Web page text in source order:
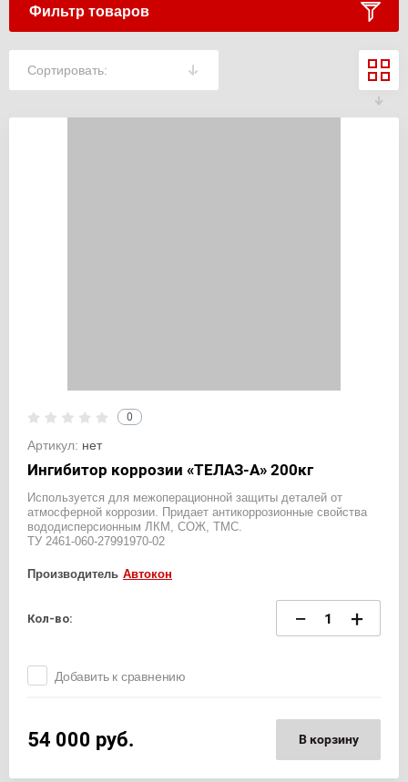
Фильтр товаров
Сортировать:
0
Артикул: нет
Ингибитор коррозии «ТЕЛАЗ-А» 200кг
Используется для межоперационной защиты деталей от
атмосферной коррозии. Придает антикоррозионные свойства
вододисперсионным ЛКМ, СОЖ, ТМС.
ТУ 2461-060-27991970-02
Производитель Автокон
Кол-во: − +
Добавить к сравнению
54 000 руб. В корзину